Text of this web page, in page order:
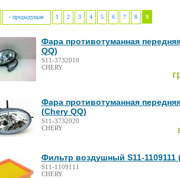
‹ предыдущая 1 2 3 4 5 6 7 8 9
Фара противотуманная
QQ)
S11-3732010
CHERY
Фара противотуманная
(Chery QQ)
S11-3732020
CHERY
Фильтр воздушный S11-1109111
S11-1109111
CHERY